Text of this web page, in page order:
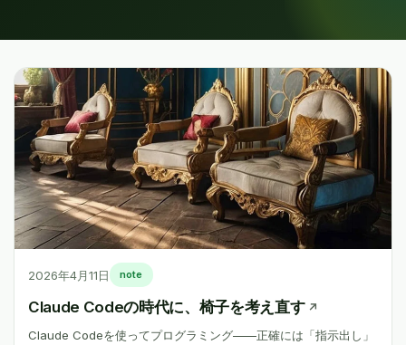
2026年4月11日 note
Claude Codeの時代に、椅子を考え直す↗
Claude Codeを使ってプログラミング——正確には「指示出し」